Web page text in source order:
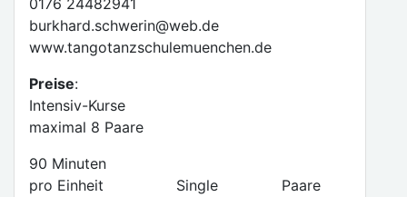
0176 24482941
burkhard.schwerin@web.de
www.tangotanzschulemuenchen.de
Preise:
Intensiv-Kurse
maximal 8 Paare
90 Minuten
pro Einheit Single Paare